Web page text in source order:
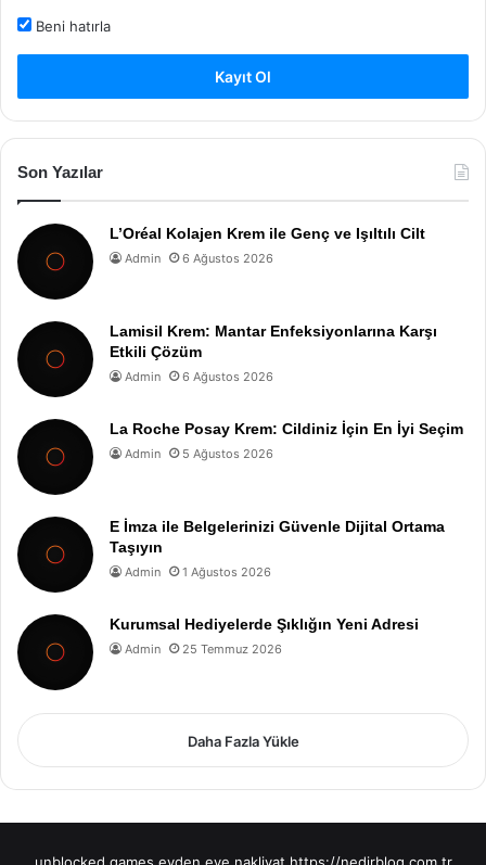
Beni hatırla
Kayıt Ol
Son Yazılar
L’Oréal Kolajen Krem ile Genç ve Işıltılı Cilt
Admin 6 Ağustos 2026
Lamisil Krem: Mantar Enfeksiyonlarına Karşı
Etkili Çözüm
Admin 6 Ağustos 2026
La Roche Posay Krem: Cildiniz İçin En İyi Seçim
Admin 5 Ağustos 2026
E İmza ile Belgelerinizi Güvenle Dijital Ortama
Taşıyın
Admin 1 Ağustos 2026
Kurumsal Hediyelerde Şıklığın Yeni Adresi
Admin 25 Temmuz 2026
Daha Fazla Yükle
unblocked games evden eve nakliyat https://nedirblog.com.tr